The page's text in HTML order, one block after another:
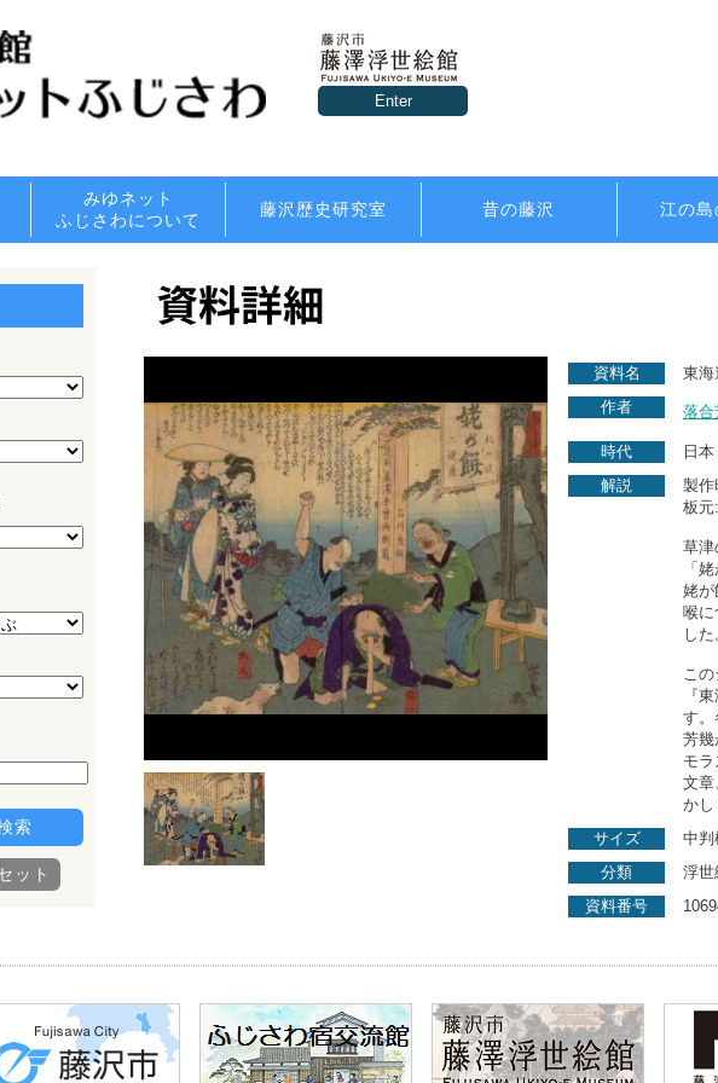
Enter
みゆネット
ふじさわについて
藤沢歴史研究室 昔の藤沢 江の島
資料名 東海
作者
落合
時代 日本
解説
製作
板元:
草津
「 姥
姥が
喉
した
こ
『東
す。
芳幾
モラ
文章
かし
サイズ
中判
分類
浮世
資料番号